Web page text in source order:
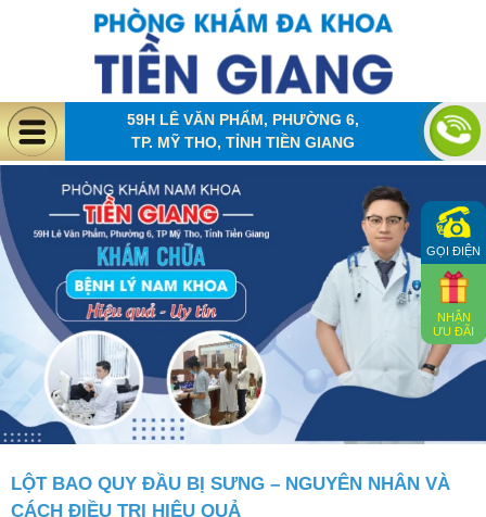
59H LÊ VĂN PHẨM, PHƯỜNG 6,
TP. MỸ THO, TỈNH TIỀN GIANG
LỘT BAO QUY ĐẦU BỊ SƯNG – NGUYÊN NHÂN VÀ
CÁCH ĐIỀU TRỊ HIỆU QUẢ
GỌI ĐIỆN
NHẬN
ƯU ĐÃI